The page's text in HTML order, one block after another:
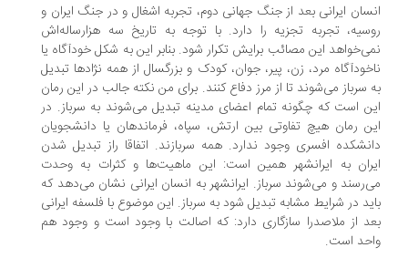
ایرانی بعد از جنگ جهانی دوم، تجربه اشغال و در جنگ ایران و
تجربه تجزیه را دارد. با توجه به تاریخ سه هزارساله‌اش
این مصائب برایش تکرار شود. بنابر این به ‌شکل خودآگاه یا
مرد، زن، پیر، جوان، کودک و بزرگسال از همه نژادها تبدیل
سرباز می‌شوند تا از مرز دفاع کنند. برای من نکته جالب در این رمان
است که چگونه تمام اعضای مدینه تبدیل می‌شوند به سرباز. در
رمان هیچ تفاوتی بین ارتش، سپاه، فرماندهان یا دانشجویان
افسری وجود ندارد. همه سربازند. اتفاقا راز تبدیل شدن
به ایرانشهر همین است: این ماهیت‌ها و کثرات به وحدت
و می‌شوند سرباز. ایرانشهر به انسان ایرانی نشان می‌دهد که
در شرایط مشابه تبدیل شود به سرباز. این موضوع با فلسفه ایرانی
از ملاصدرا سازگاری دارد: که اصالت با وجود است و وجود هم
است.